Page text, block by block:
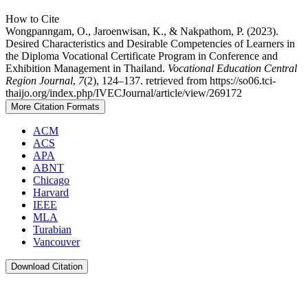
How to Cite
Wongpanngam, O., Jaroenwisan, K., & Nakpathom, P. (2023).
Desired Characteristics and Desirable Competencies of Learners in
the Diploma Vocational Certificate Program in Conference and
Exhibition Management in Thailand. Vocational Education Central
Region Journal, 7(2), 124–137. retrieved from https://so06.tci-
thaijo.org/index.php/IVECJournal/article/view/269172
More Citation Formats
ACM
ACS
APA
ABNT
Chicago
Harvard
IEEE
MLA
Turabian
Vancouver
Download Citation